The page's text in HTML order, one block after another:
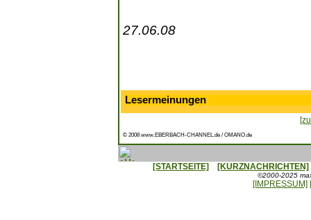
27.06.08
Lesermeinungen
© 2008 www.EBERBACH-CHANNEL.de / OMANO.de
[STARTSEITE] [KURZNACHRICHTEN]
©2000-2025
[IMPRESSUM]